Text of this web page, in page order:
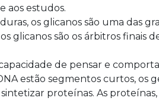
aos estudos.
os glicanos são uma das
glicanos são os árbitros finais
de pensar e
estão segmentos curtos, os
proteínas. As proteínas,